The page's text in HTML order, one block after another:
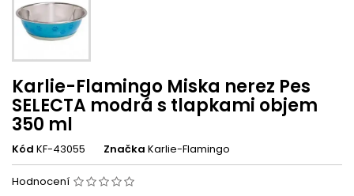
Karlie-Flamingo Miska nerez Pes
SELECTA modrá s tlapkami objem
350 ml
Kód KF-43055 Značka Karlie-Flamingo
Hodnocení